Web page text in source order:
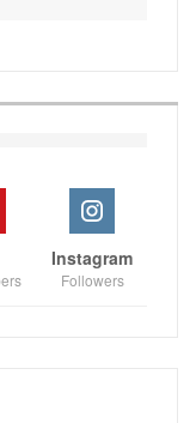
Instagram
Followers